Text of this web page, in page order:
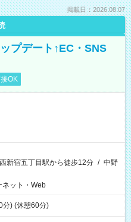
掲載日：2026.08.07
プデート↑EC・SNS
OK
西新宿五丁目駅から徒歩12分 / 中野
ネット・Web
分) (休憩60分)